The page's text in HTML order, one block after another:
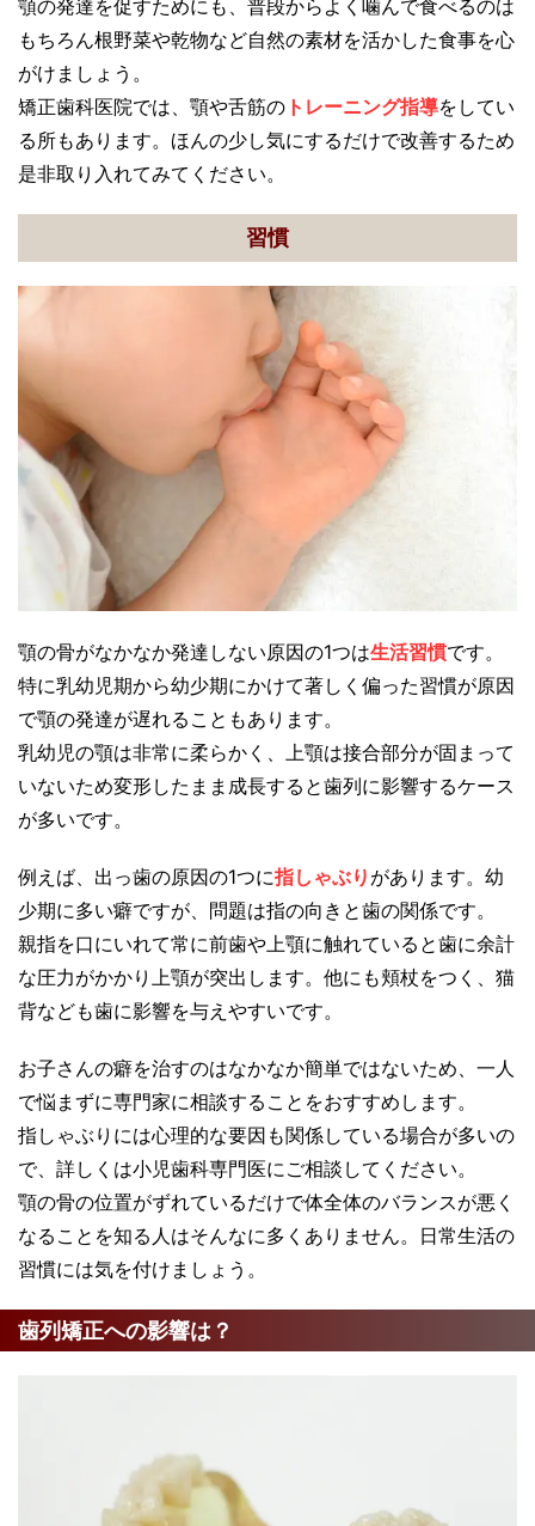
顎の発達を促すためにも、普段からよく噛んで食べるのは
もちろん根野菜や乾物など自然の素材を活かした食事を心
がけましょう。
矯正歯科医院では、顎や舌筋の トレーニング指導をしてい
る所もあります。ほんの少し気にするだけで改善するため
是非取り入れてみてください。
習慣
顎の骨がなかなか発達しない原因の1つは生活習慣です。
特に乳幼児期から幼少期にかけて著しく偏った習慣が原因
で顎の発達が遅れることもあります。
乳幼児の顎は非常に柔らかく、上顎は接合部分が固まって
いないため変形したまま成長すると歯列に影響するケース
が多いです。
例えば、出っ歯の原因の1つに指しゃぶり があります。幼
少期に多い癖ですが、問題は指の向きと歯の関係です。
親指を口にいれて常に前歯や上顎に触れていると歯に余計
な圧力がかかり上顎が突出します。他にも頬杖をつく、猫
背なども歯に影響を与えやすいです。
お子さんの癖を治すのはなかなか簡単ではないため、一人
で悩まずに専門家に相談することをおすすめします。
指しゃぶりには心理的な要因も関係している場合が多いの
で、詳しくは小児歯科専門医にご相談してください。
顎の骨の位置がずれているだけで体全体のバランスが悪く
なることを知る人はそんなに多くありません。日常生活の
習慣には気を付けましょう。
歯列矯正への影響は？